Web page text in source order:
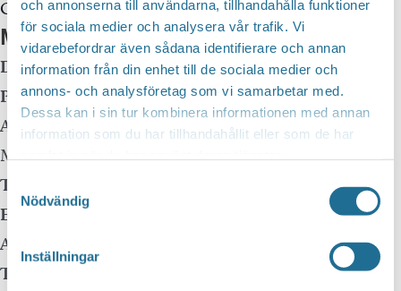
och annonserna till användarna, tillhandahålla funktioner
för sociala medier och analysera vår trafik. Vi
vidarebefordrar även sådana identifierare och annan
information från din enhet till de sociala medier och
annons- och analysföretag som vi samarbetar med.
Dessa kan i sin tur kombinera informationen med annan
information som du har tillhandahållit eller som de har
Samtyckesval
Nödvändig
Inställningar
Outlook Live
Mer info
Datum: 12 oktober, 2025 kl 18:00-19:00
Plats:Lillkyrkan
Adress:
Borensvägen 42
Motala, Sweden
Telefon:
E-mail:
Arrangör:
Lillkyrkan Svenska kyrkan Motala
Telefonnummer arrangör: